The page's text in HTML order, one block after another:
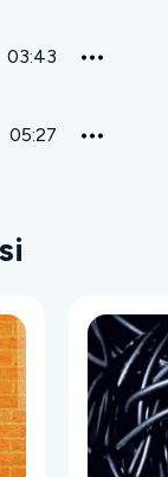
03:43
05:27